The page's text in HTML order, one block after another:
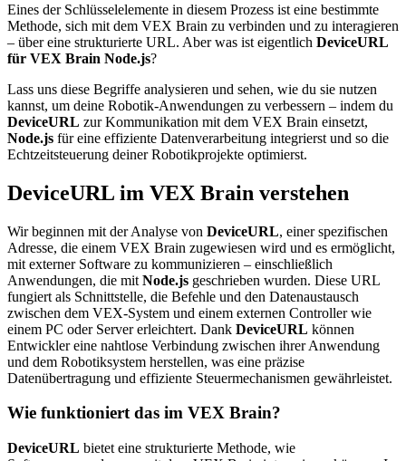
Eines der Schlüsselelemente in diesem Prozess ist eine bestimmte
Methode, sich mit dem VEX Brain zu verbinden und zu interagieren
– über eine strukturierte URL. Aber was ist eigentlich DeviceURL
für VEX Brain Node.js?
Lass uns diese Begriffe analysieren und sehen, wie du sie nutzen
kannst, um deine Robotik-Anwendungen zu verbessern – indem du
DeviceURL zur Kommunikation mit dem VEX Brain einsetzt,
Node.js für eine effiziente Datenverarbeitung integrierst und so die
Echtzeitsteuerung deiner Robotikprojekte optimierst.
DeviceURL im VEX Brain verstehen
Wir beginnen mit der Analyse von DeviceURL, einer spezifischen
Adresse, die einem VEX Brain zugewiesen wird und es ermöglicht,
mit externer Software zu kommunizieren – einschließlich
Anwendungen, die mit Node.js geschrieben wurden. Diese URL
fungiert als Schnittstelle, die Befehle und den Datenaustausch
zwischen dem VEX-System und einem externen Controller wie
einem PC oder Server erleichtert. Dank DeviceURL können
Entwickler eine nahtlose Verbindung zwischen ihrer Anwendung
und dem Robotiksystem herstellen, was eine präzise
Datenübertragung und effiziente Steuermechanismen gewährleistet.
Wie funktioniert das im VEX Brain?
DeviceURL bietet eine strukturierte Methode, wie